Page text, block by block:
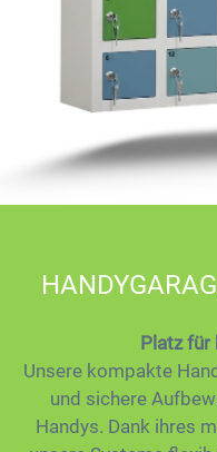
Platz für
Unsere kompakte
und sichere
Handys. Dank ihres